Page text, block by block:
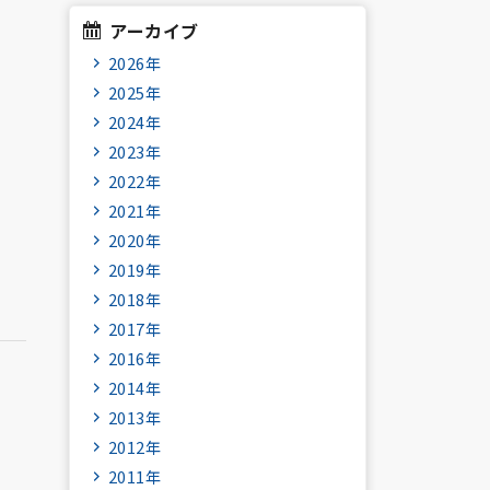
アーカイブ
2026年
2025年
2024年
2023年
2022年
2021年
2020年
2019年
2018年
2017年
2016年
2014年
2013年
2012年
2011年